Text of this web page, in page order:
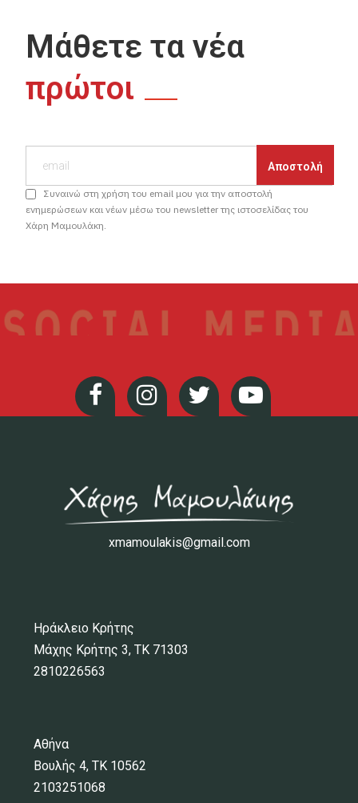
Μάθετε τα νέα
πρώτοι
Συναινώ στη χρήση του email μου για την αποστολή
ενημερώσεων και νέων μέσω του newsletter της ιστοσελίδας του
Χάρη Μαμουλάκη.
xmamoulakis@gmail.com
Ηράκλειο Κρήτης
Μάχης Κρήτης 3, ΤΚ 71303
2810226563
Αθήνα
Βουλής 4, ΤΚ 10562
2103251068